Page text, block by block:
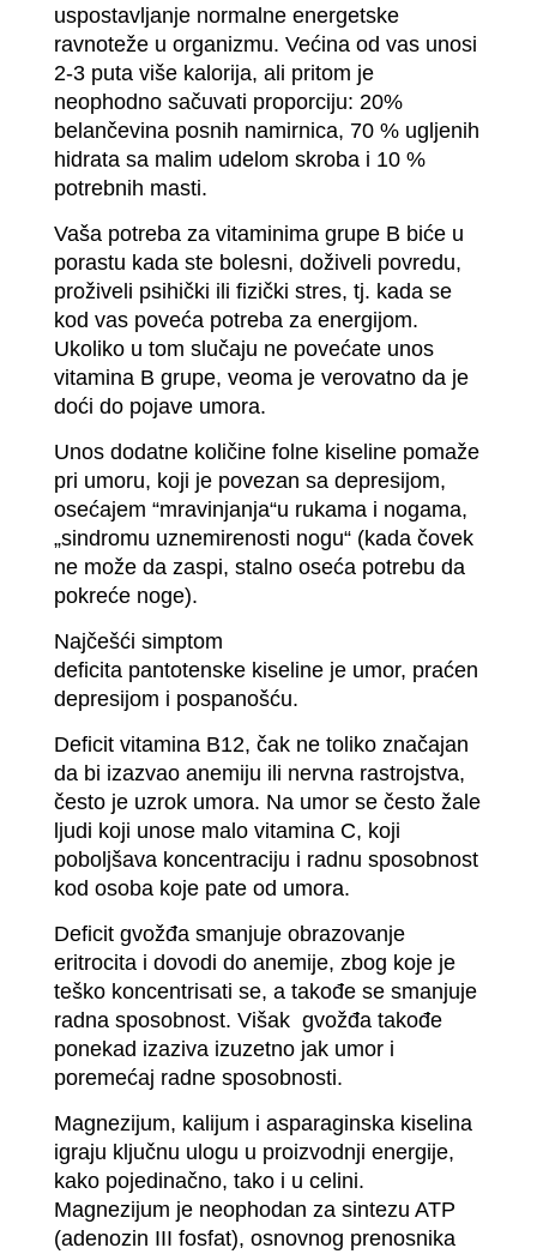
uspostavljanje normalne energetske
ravnoteže u organizmu. Većina od vas unosi
2-3 puta više kalorija, ali pritom je
neophodno sačuvati proporciju: 20%
belančevina posnih namirnica, 70 % ugljenih
hidrata sa malim udelom skroba i 10 %
potrebnih masti.
Vaša potreba za vitaminima grupe B biće u
porastu kada ste bolesni, doživeli povredu,
proživeli psihički ili fizički stres, tj. kada se
kod vas poveća potreba za energijom.
Ukoliko u tom slučaju ne povećate unos
vitamina B grupe, veoma je verovatno da je
doći do pojave umora.
Unos dodatne količine folne kiseline pomaže
pri umoru, koji je povezan sa depresijom,
osećajem “mravinjanja“u rukama i nogama,
„sindromu uznemirenosti nogu“ (kada čovek
ne može da zaspi, stalno oseća potrebu da
pokreće noge).
Najčešći simptom
deficita pantotenske kiseline je umor, praćen
depresijom i pospanošću.
Deficit vitamina B12, čak ne toliko značajan
da bi izazvao anemiju ili nervna rastrojstva,
često je uzrok umora. Na umor se često žale
ljudi koji unose malo vitamina C, koji
poboljšava koncentraciju i radnu sposobnost
kod osoba koje pate od umora.
Deficit gvožđa smanjuje obrazovanje
eritrocita i dovodi do anemije, zbog koje je
teško koncentrisati se, a takođe se smanjuje
radna sposobnost. Višak gvožđa takođe
ponekad izaziva izuzetno jak umor i
poremećaj radne sposobnosti.
Magnezijum, kalijum i asparaginska kiselina
igraju ključnu ulogu u proizvodnji energije,
kako pojedinačno, tako i u celini.
Magnezijum je neophodan za sintezu ATP
(adenozin III fosfat), osnovnog prenosnika